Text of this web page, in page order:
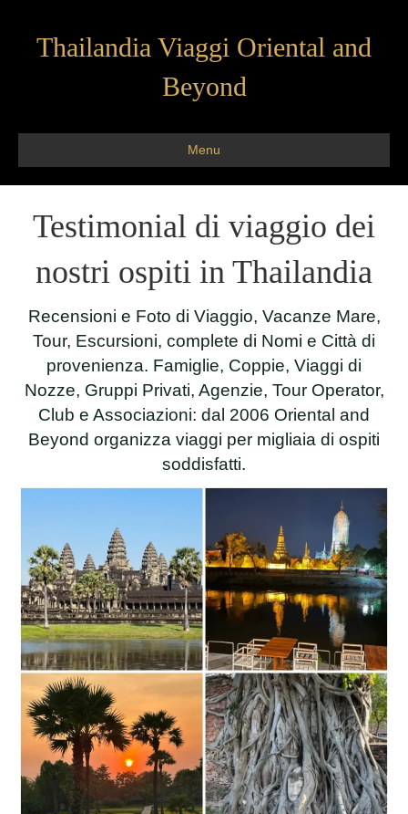
Thailandia Viaggi Oriental and
Beyond
Menu
Testimonial di viaggio dei
nostri ospiti in Thailandia
Recensioni e Foto di Viaggio, Vacanze Mare,
Tour, Escursioni, complete di Nomi e Città di
provenienza. Famiglie, Coppie, Viaggi di
Nozze, Gruppi Privati, Agenzie, Tour Operator,
Club e Associazioni: dal 2006 Oriental and
Beyond organizza viaggi per migliaia di ospiti
soddisfatti.